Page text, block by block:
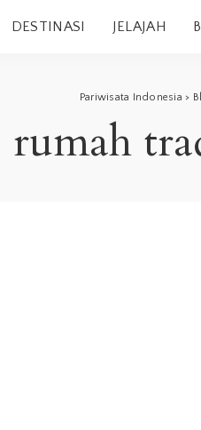
DESTINASI JELAJAH
Pariwisata Indonesia >
rumah